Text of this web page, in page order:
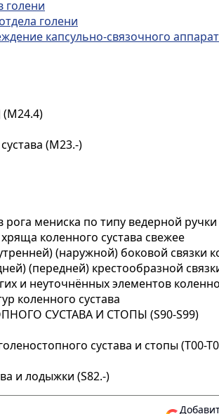
голени
голени
капсульно-связочного
(M23.-)
мениска по типу ведерной ручки
коленного сустава свежее
(наружной) боковой связки
(передней) крестообразной
и неуточнённых элементов
коленного сустава
СУСТАВА И СТОПЫ (S90-S99)
сустава и стопы (T00-
и лодыжки (S82.-)